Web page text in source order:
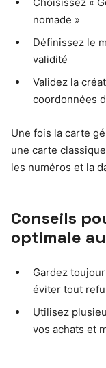
nomade »
Définissez le
validité
Validez la
coordonnées
Une fois la carte
une carte
les numéros et la
Conseils
optimale
Gardez
éviter tout
Utilisez
vos achats et